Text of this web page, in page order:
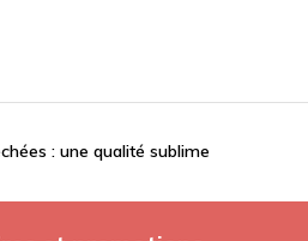
: une qualité sublime